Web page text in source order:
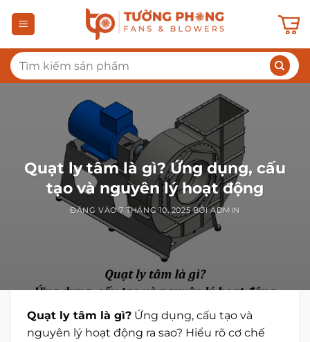
qua
dung
Tìm
kiếm:
Quạt ly tâm là gì? Ứng dụng, cấu
tạo và nguyên lý hoạt động
ĐĂNG VÀO7 THÁNG 10, 2025 BỞIADMIN
Quạt ly tâm là gì? Ứng dụng, cấu tạo và
nguyên lý hoạt động ra sao? Hiểu rõ cơ chế